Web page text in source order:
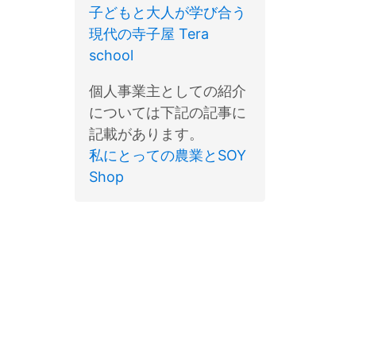
子どもと大人が学び合う
現代の寺子屋 Tera
school
個人事業主としての紹介
については下記の記事に
記載があります。
私にとっての農業とSOY
Shop